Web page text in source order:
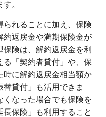
。
られることに加え、保険
約返戻金や満期保険金が
険は、解約返戻金を利
る「契約者貸付」や、保
時に解約返戻金相当額か
替貸付」も活用できま
くなった場合でも保険を
保険」も利用すること